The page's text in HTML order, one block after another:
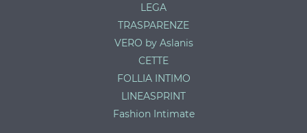
LEGA
TRASPARENZE
VERO by Aslanis
CETTE
FOLLIA INTIMO
LINEASPRINT
Fashion Intimate